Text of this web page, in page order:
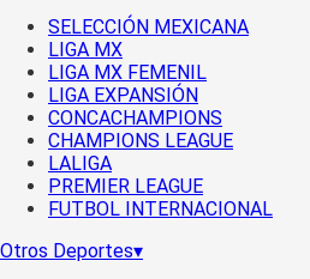
SELECCIÓN MEXICANA
LIGA MX
LIGA MX FEMENIL
LIGA EXPANSIÓN
CONCACHAMPIONS
CHAMPIONS LEAGUE
LALIGA
PREMIER LEAGUE
FUTBOL INTERNACIONAL
Otros Deportes▾